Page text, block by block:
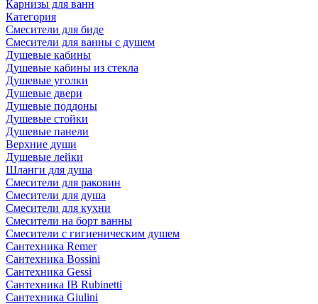
Карнизы для ванн
Категория
Смесители для биде
Смесители для ванны с душем
Душевые кабины
Душевые кабины из стекла
Душевые уголки
Душевые двери
Душевые поддоны
Душевые стойки
Душевые панели
Верхние души
Душевые лейки
Шланги для душа
Смесители для раковин
Смесители для душа
Смесители для кухни
Смесители на борт ванны
Смесители с гигиеническим душем
Сантехника Remer
Сантехника Bossini
Сантехника Gessi
Сантехника IB Rubinetti
Сантехника Giulini